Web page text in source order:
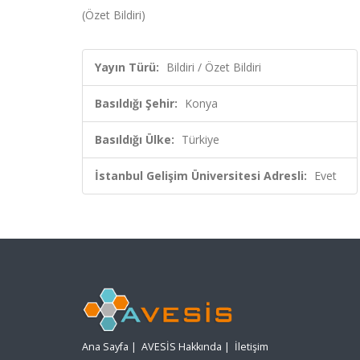
(Özet Bildiri)
Yayın Türü: Bildiri / Özet Bildiri
Basıldığı Şehir: Konya
Basıldığı Ülke: Türkiye
İstanbul Gelişim Üniversitesi Adresli: Evet
Ana Sayfa | AVESİS Hakkında | İletişim